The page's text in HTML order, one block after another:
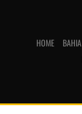
HOME BAHIA